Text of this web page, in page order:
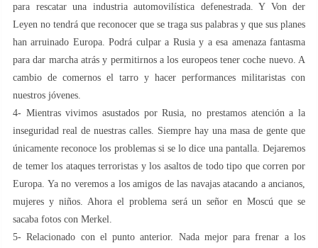
para rescatar una industria automovilística defenestrada. Y Von der
Leyen no tendrá que reconocer que se traga sus palabras y que sus planes
han arruinado Europa. Podrá culpar a Rusia y a esa amenaza fantasma
para dar marcha atrás y permitirnos a los europeos tener coche nuevo. A
cambio de comernos el tarro y hacer performances militaristas con
nuestros jóvenes.
4- Mientras vivimos asustados por Rusia, no prestamos atención a la
inseguridad real de nuestras calles. Siempre hay una masa de gente que
únicamente reconoce los problemas si se lo dice una pantalla. Dejaremos
de temer los ataques terroristas y los asaltos de todo tipo que corren por
Europa. Ya no veremos a los amigos de las navajas atacando a ancianos,
mujeres y niños. Ahora el problema será un señor en Moscú que se
sacaba fotos con Merkel.
5- Relacionado con el punto anterior. Nada mejor para frenar a los